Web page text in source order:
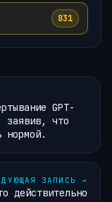
831
GPT-
заявив, что
нормой.
ЗАПИСЬ →
действительно